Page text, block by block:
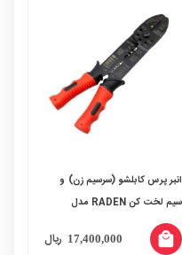
انبر پرس کابلشو (سرسیم زن) و
سیم لخت کن RADEN مدل
RD2004
17,400,000 ریال local_mall